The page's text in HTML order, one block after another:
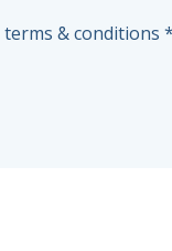
terms & conditions *